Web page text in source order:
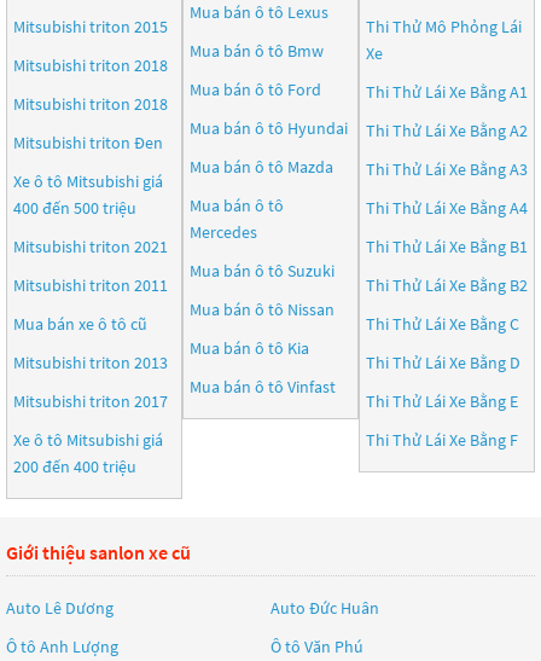
Mitsubishi triton 2015
Mitsubishi triton 2018
Mitsubishi triton 2018
Mitsubishi triton Đen
Xe ô tô Mitsubishi giá
400 đến 500 triệu
Mitsubishi triton 2021
Mitsubishi triton 2011
Mua bán xe ô tô cũ
Mitsubishi triton 2013
Mitsubishi triton 2017
Xe ô tô Mitsubishi giá
200 đến 400 triệu
Mua bán ô tô Lexus
Mua bán ô tô Bmw
Mua bán ô tô Ford
Mua bán ô tô Hyundai
Mua bán ô tô Mazda
Mua bán ô tô
Mercedes
Mua bán ô tô Suzuki
Mua bán ô tô Nissan
Mua bán ô tô Kia
Mua bán ô tô Vinfast
Thi Thử Mô Phỏng Lái
Xe
Thi Thử Lái Xe Bằng A1
Thi Thử Lái Xe Bằng A2
Thi Thử Lái Xe Bằng A3
Thi Thử Lái Xe Bằng A4
Thi Thử Lái Xe Bằng B1
Thi Thử Lái Xe Bằng B2
Thi Thử Lái Xe Bằng C
Thi Thử Lái Xe Bằng D
Thi Thử Lái Xe Bằng E
Thi Thử Lái Xe Bằng F
Giới thiệu sanlon xe cũ
Auto Lê Dương
Auto Đức Huân
Ô tô Anh Lượng
Ô tô Văn Phú